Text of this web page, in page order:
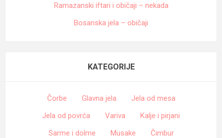
Ramazanski iftari i običaji – nekada
Bosanska jela – običaji
KATEGORIJE
Čorbe Glavna jela
Jela od mesa
Jela od povrća
Variva
Kalje i pirjani
Sarme i dolme
Musake
Čimbur